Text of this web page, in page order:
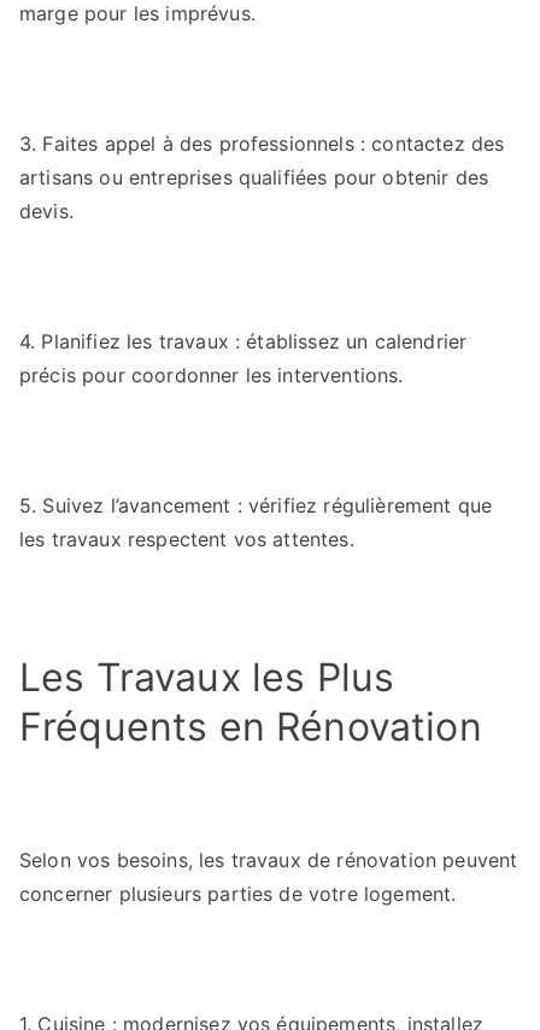
marge pour les imprévus.
3. Faites appel à des professionnels : contactez des
artisans ou entreprises qualifiées pour obtenir des
devis.
4. Planifiez les travaux : établissez un calendrier
précis pour coordonner les interventions.
5. Suivez l’avancement : vérifiez régulièrement que
les travaux respectent vos attentes.
Les Travaux les Plus
Fréquents en Rénovation
Selon vos besoins, les travaux de rénovation peuvent
concerner plusieurs parties de votre logement.
1. Cuisine : modernisez vos équipements, installez